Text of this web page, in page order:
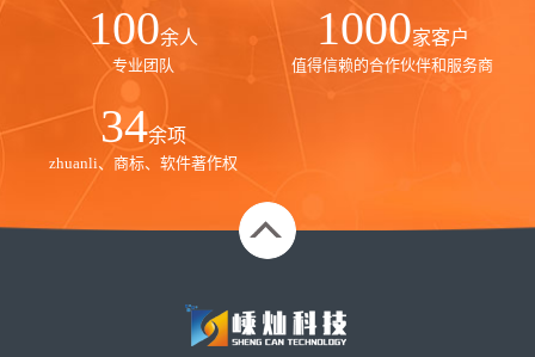
100余人
专业团队
1000家客户
值得信赖的合作伙伴和服务商
35余项
zhuanli、商标、软件著作权